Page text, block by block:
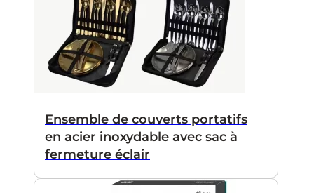
Ensemble de couverts portatifs
en acier inoxydable avec sac à
fermeture éclair